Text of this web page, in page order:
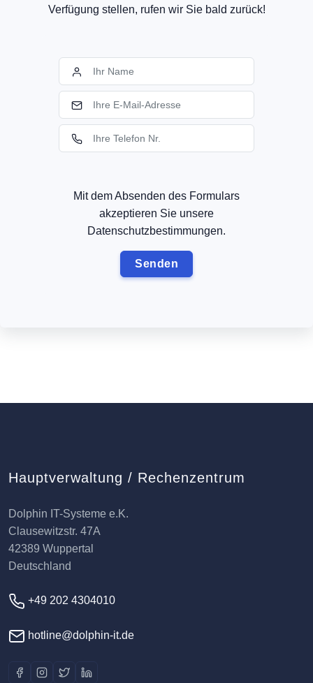
Verfügung stellen, rufen wir Sie bald zurück!
Mit dem Absenden des Formulars
akzeptieren Sie unsere
Datenschutzbestimmungen.
Hauptverwaltung / Rechenzentrum
Dolphin IT-Systeme e.K.
Clausewitzstr. 47A
42389 Wuppertal
Deutschland
+49 202 4304010
hotline@dolphin-it.de